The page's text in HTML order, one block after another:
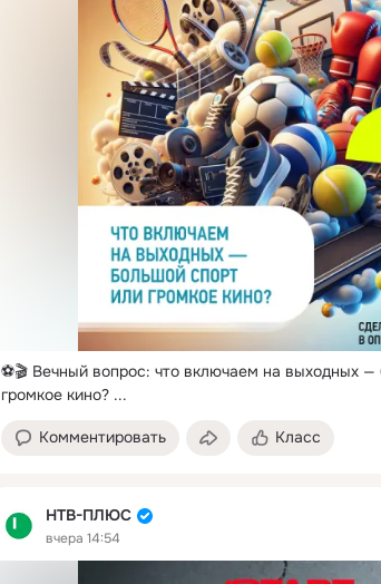
⚽️🎬 Вечный вопрос: что включаем на выходных
громкое кино? ...
Комментировать Класс
НТВ-ПЛЮС
вчера 14:54